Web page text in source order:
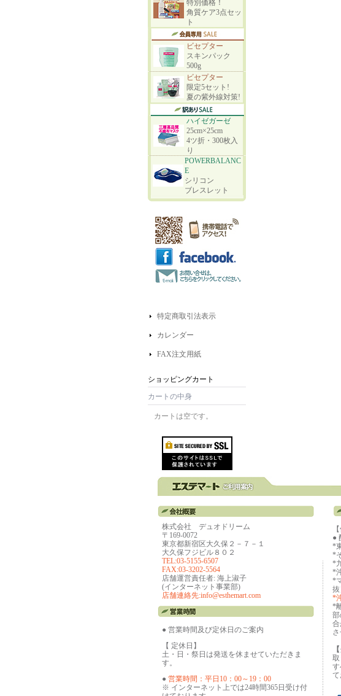
特別価格！
角質ケア3点セッ
ト
ビセプター
スキンパック
500g
ビセプター
限定5セット!
夏の紫外線対策!
ハイゼガーゼ
25cm×25cm
4ツ折・300枚入
り
POWERBALANC
E
シリコン
ブレスレット
特定商取引法表示
カレンダー
FAX注文用紙
ショッピングカート
カートの中身
カートは空です。
株式会社 デュオドリーム
〒169-0072
東京都新宿区大久保２－７－１
大久保フジビル８０２
TEL:03-5155-6507
FAX:03-3202-5564
店舗運営責任者: 海上淑子
(インターネット事業部)
店舗連絡先:info@esthemart.com
● 営業時間及び定休日のご案内
【 定休日】
土・日・祭日は発送を休ませていただきま
す。
● 営業時間：平日10：00～19：00
※ インターネット上では24時間365日受け付
●
*
*
*
*
*
抜
*
*
合
取
て